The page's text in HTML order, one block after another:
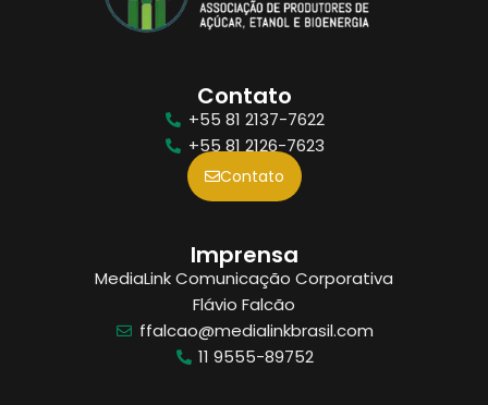
Contato
+55 81 2137-7622
+55 81 2126-7623
Contato
Imprensa
MediaLink Comunicação Corporativa
Flávio Falcão
ffalcao@medialinkbrasil.com
11 9555-89752